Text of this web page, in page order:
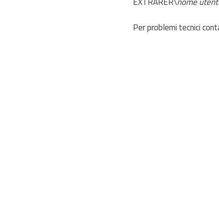
Per problemi tecnici